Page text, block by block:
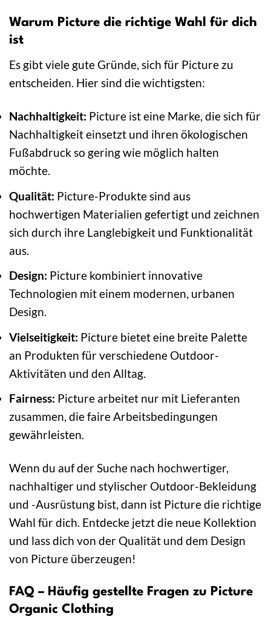
Warum Picture die richtige Wahl für dich
ist
Es gibt viele gute Gründe, sich für Picture zu
entscheiden. Hier sind die wichtigsten:
Nachhaltigkeit: Picture ist eine Marke, die sich für
Nachhaltigkeit einsetzt und ihren ökologischen
Fußabdruck so gering wie möglich halten
möchte.
Qualität: Picture-Produkte sind aus
hochwertigen Materialien gefertigt und zeichnen
sich durch ihre Langlebigkeit und Funktionalität
aus.
Design: Picture kombiniert innovative
Technologien mit einem modernen, urbanen
Design.
Vielseitigkeit: Picture bietet eine breite Palette
an Produkten für verschiedene Outdoor-
Aktivitäten und den Alltag.
Fairness: Picture arbeitet nur mit Lieferanten
zusammen, die faire Arbeitsbedingungen
gewährleisten.
Wenn du auf der Suche nach hochwertiger,
nachhaltiger und stylischer Outdoor-Bekleidung
und -Ausrüstung bist, dann ist Picture die richtige
Wahl für dich. Entdecke jetzt die neue Kollektion
und lass dich von der Qualität und dem Design
von Picture überzeugen!
FAQ – Häufig gestellte Fragen zu Picture
Organic Clothing